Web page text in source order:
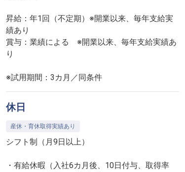
昇給：年1回（不定期）※開業以来、毎年支給実
績あり
賞与：業績による ※開業以来、毎年支給実績あ
り
※試用期間：3カ月／同条件
休日
産休・育休取得実績あり
シフト制（月9日以上）
・有給休暇（入社6カ月後、10日付与、取得率